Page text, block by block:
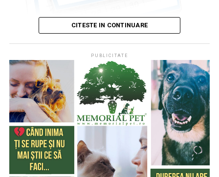
Publicat deCodrin RAITA,
4 august 2026, 05:00
S-a întâmplat într-o zi de 4 august
* Cu 333 de ani în urmă (1693), la această dată, monahul
francez, Dom Pérignon, degusta spuma unei băuturi
produse de el din vinul foarte acid de Champagne (o
regiune din nordul Franţei), băutură care a devenit
extrem de cunoscută şi i-a purtat numele
CITESTE IN CONTINUARE
PUBLICITATE